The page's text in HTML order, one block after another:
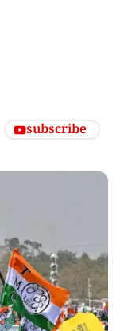
subscribe